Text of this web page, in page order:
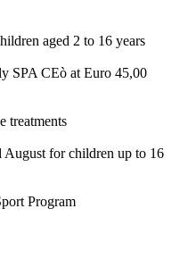
aged 2 to 16 years
SPA CEò at Euro 45,00
treatments
August for children up to 16
Program